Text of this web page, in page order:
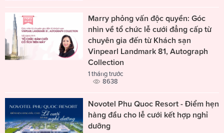
Marry phỏng vấn độc quyền: Góc
nhìn về tổ chức lễ cưới đẳng cấp từ
chuyên gia đến từ Khách sạn
Vinpearl Landmark 81, Autograph
Collection
1 tháng trước
8638
Novotel Phu Quoc Resort - Điểm hẹn
hàng đầu cho lễ cưới kết hợp nghỉ
dưỡng